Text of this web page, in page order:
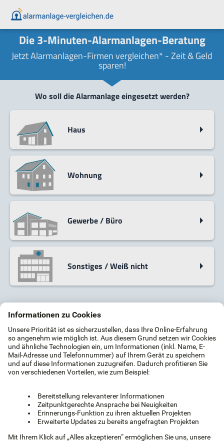
Die 3-Minuten-Alarmanlagen-Beratung
Jetzt Alarmanlagen-Firmen vergleichen* - Zeit & Geld
sparen!
Wo soll die Alarmanlage eingesetzt werden?
Haus
Wohnung
Gewerbe / Büro
Sonstiges / Weiß nicht
12%
Nach der Erfassung Ihrer Wünsche verbinden wir Sie mit bis zu drei Fachpartnern.
*Der Service ist für Sie komplett kostenfrei und unverbindlich. Wir finanzieren den Service
über die Provision unserer Anbieter.
Kostenlos & unverbindlich
Einfach & sicher
Bis zu 3 Angebote